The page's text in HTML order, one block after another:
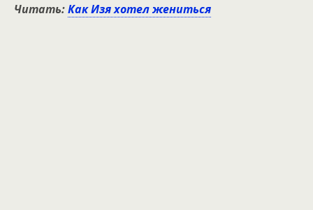
Читать:Как Изя хотел жениться